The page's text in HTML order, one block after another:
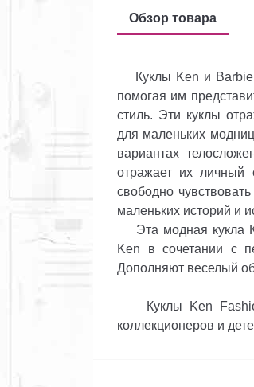
Обзор товара
Куклы Ken и Barbie
помогая им
стиль. Эти куклы
для маленьких
вариантах
отражает их личный
свободно
маленьких историй и
Эта модная кукла
Ken в сочетании с
Дополняют веселый
Куклы Ken
коллекционеров и